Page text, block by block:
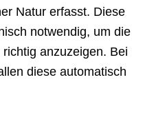
Natur erfasst. Diese
notwendig, um die
anzuzeigen. Bei
diese automatisch